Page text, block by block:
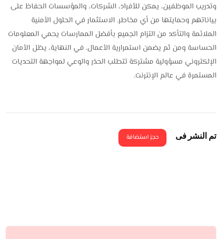
وتدريب الموظفين، يمكن للأفراد، الشركات، والمؤسسات الحفاظ على
بياناتهم وحمايتها من أي مخاطر. الاستثمار في الحلول الأمنية
الملائمة والتأكد من التزام الجميع بأفضل الممارسات يحمي المعلومات
الحساسة ومن ثم يضمن استمرارية الأعمال. في النهاية، يظل الأمان
الإلكتروني مسؤولية مشتركة تتطلب الحذر والوعي لمواجهة التحديات
المستمرة في عالم الإنترنت.
تم النشر فى حجز استضافة